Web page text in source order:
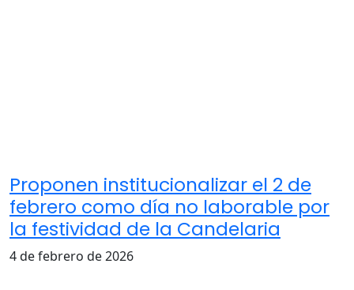
Proponen institucionalizar el 2 de
febrero como día no laborable por
la festividad de la Candelaria
4 de febrero de 2026